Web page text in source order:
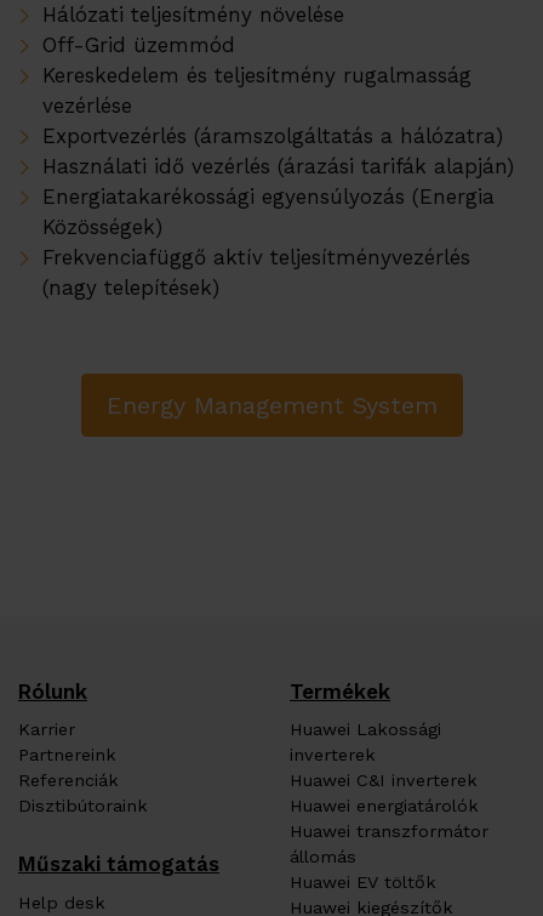
Hálózati teljesítmény növelése
Off-Grid üzemmód
Kereskedelem és teljesítmény rugalmasság
vezérlése
Exportvezérlés (áramszolgáltatás a hálózatra)
Használati idő vezérlés (árazási tarifák alapján)
Energiatakarékossági egyensúlyozás (Energia
Közösségek)
Frekvenciafüggő aktív teljesítményvezérlés
(nagy telepítések)
Energy Management System
Rólunk
Karrier
Partnereink
Referenciák
Disztibútoraink
Műszaki támogatás
Help desk
Termékek
Huawei Lakossági
inverterek
Huawei C&I inverterek
Huawei energiatárolók
Huawei transzformátor
állomás
Huawei EV töltők
Huawei kiegészítők